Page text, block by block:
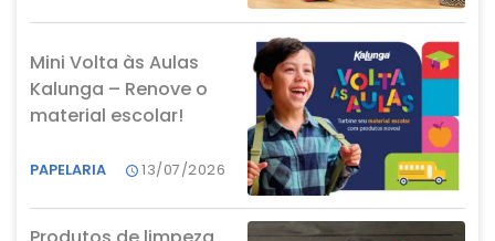
Mini Volta às Aulas
Kalunga – Renove o
material escolar!
PAPELARIA 13/07/2026